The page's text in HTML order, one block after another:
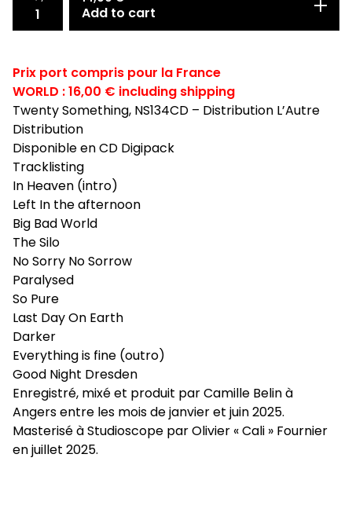
Add to cart
Prix port compris pour la France
WORLD : 16,00 € including shipping
Twenty Something, NS134CD – Distribution L’Autre
Distribution
Disponible en CD Digipack
Tracklisting
In Heaven (intro)
Left In the afternoon
Big Bad World
The Silo
No Sorry No Sorrow
Paralysed
So Pure
Last Day On Earth
Darker
Everything is fine (outro)
Good Night Dresden
Enregistré, mixé et produit par Camille Belin à
Angers entre les mois de janvier et juin 2025.
Masterisé à Studioscope par Olivier « Cali » Fournier
en juillet 2025.